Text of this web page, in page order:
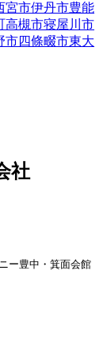
宮市伊丹市豊能
高槻市寝屋川市
市四條畷市東大
社
ー豊中・箕面会館